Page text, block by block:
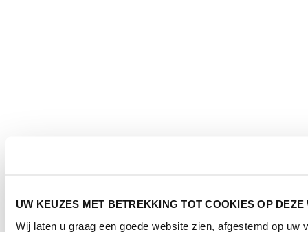
UW KEUZES MET BETREKKING TOT COOKIES OP DEZE
Wij laten u graag een goede website zien, afgestemd op